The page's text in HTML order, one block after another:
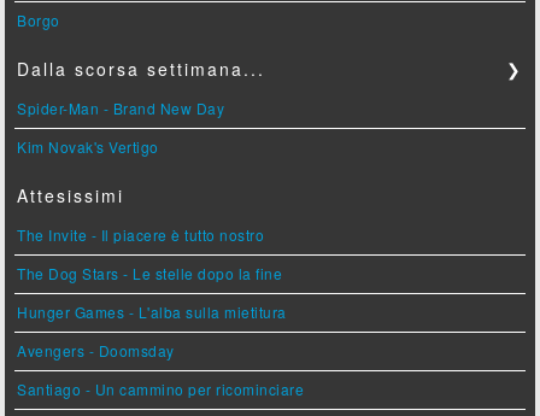
Borgo
Dalla scorsa settimana... ❯
Spider-Man - Brand New Day
Kim Novak's Vertigo
Attesissimi
The Invite - Il piacere è tutto nostro
The Dog Stars - Le stelle dopo la fine
Hunger Games - L'alba sulla mietitura
Avengers - Doomsday
Santiago - Un cammino per ricominciare